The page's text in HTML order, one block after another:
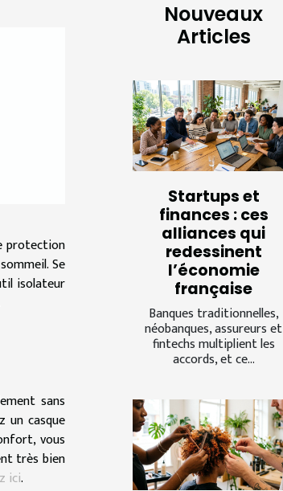
protection
Se
isolateur
sans
un casque
vous
très bien
ici.
Nouveaux
Articles
Startups et
finances : ces
alliances qui
redessinent
l’économie
française
Banques traditionnelles,
néobanques, assureurs et
fintechs multiplient les
accords, et ce...